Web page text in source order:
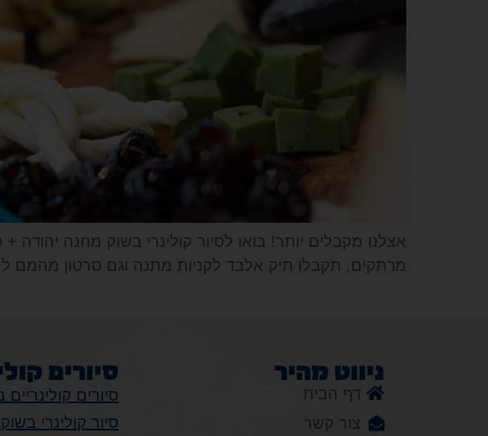
מרתקים, תקבלו תיק אלבד לקניות מתנה וגם סרטון מהמם
ניווט מהיר
דף הבית
צור קשר
סיורים
סיורים
סיור קולינרי